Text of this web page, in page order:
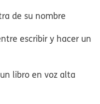
de su nombre
escribir y hacer un
libro en voz alta